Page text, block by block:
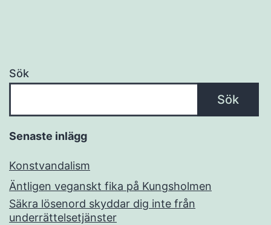
Sök
Sök
Senaste inlägg
Konstvandalism
Äntligen veganskt fika på Kungsholmen
Säkra lösenord skyddar dig inte från
underrättelsetjänster